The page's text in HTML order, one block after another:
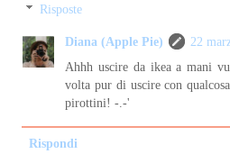
Risposte
Diana (Apple Pie)
22
Ahhh uscire da ikea a mani
volta pur di uscire con
pirottini! -.-'
Rispondi